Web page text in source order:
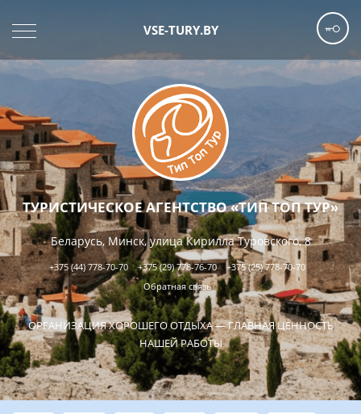
VSE-TURY.BY
ТУРИСТИЧЕСКОЕ АГЕНТСТВО «ТИП ТОП ТУР»
Беларусь, Минск, улица Кирилла Туровского, 8
+375 (44) 778-70-70 +375 (29) 778-76-70
+375 (25) 778-70-70
Обратная связь
ОРГАНИЗАЦИЯ ХОРОШЕГО ОТДЫХА — ГЛАВНАЯ ЦЕННОСТЬ
НАШЕЙ РАБОТЫ